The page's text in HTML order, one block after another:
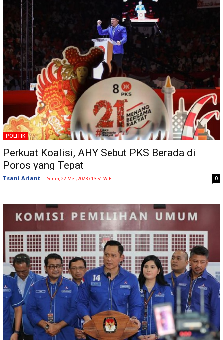
POLITIK
Perkuat Koalisi, AHY Sebut PKS Berada di
Poros yang Tepat
Tsani Ariant - Senin, 22 Mei, 2023 / 13:51 WIB 0